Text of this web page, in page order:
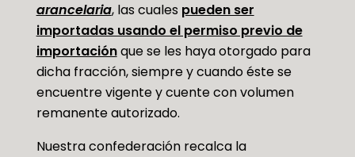
arancelaria, las cuales pueden ser
importadas usando el permiso previo de
importaciónque se les haya otorgado para
dicha fracción, siempre y cuando éste se
encuentre vigente y cuente con volumen
remanente autorizado.
Nuestra confederación recalca la